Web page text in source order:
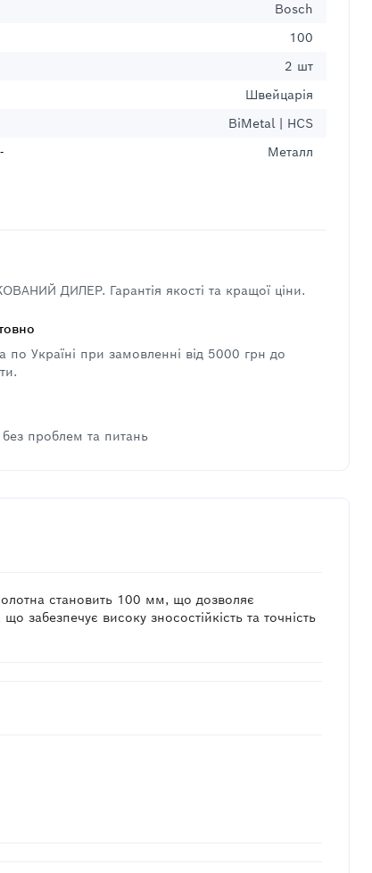
Bosch
100
2 шт
Швейцарія
BiMetal | HCS
Металл
ДИЛЕР. Гарантія якості та кращої ціни.
по Україні при замовленні від 5000 грн до
проблем та питань
становить 100 мм, що дозволяє
забезпечує високу зносостійкість та точність